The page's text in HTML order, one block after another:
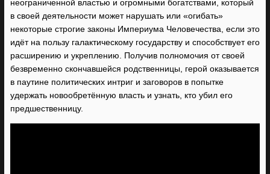
неограниченной властью и огромными богатствами, который
в своей деятельности может нарушать или «огибать»
некоторые строгие законы Империума Человечества, если это
идёт на пользу галактическому государству и способствует его
расширению и укреплению. Получив полномочия от своей
безвременно скончавшейся родственницы, герой оказывается
в паутине политических интриг и заговоров в попытке
удержать новообретённую власть и узнать, кто убил его
предшественницу.